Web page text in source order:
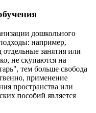
дошкольного
например,
занятия или
не скупаются на
тем больше свобода
применение
пространства или
пособий является